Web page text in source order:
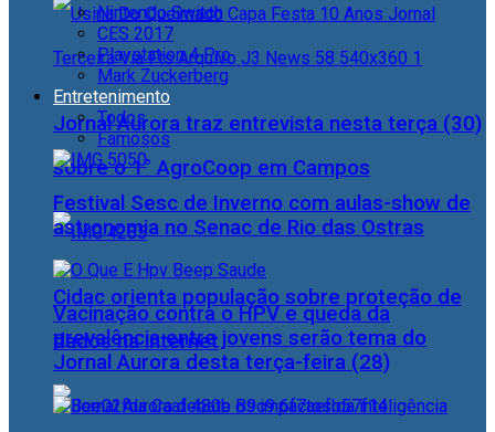
Jornal Aurora traz entrevista nesta terça (30)
sobre o 1° AgroCoop em Campos
Cidac orienta população sobre proteção de
dados na internet
Nintendo Switch
CES 2017
Playstation 4 Pro
Mark Zuckerberg
Entretenimento
Todos
Famosos
Festival Sesc de Inverno com aulas-show de
astronomia no Senac de Rio das Ostras
Vacinação contra o HPV e queda da
prevalência entre jovens serão tema do
Jornal Aurora desta terça-feira (28)